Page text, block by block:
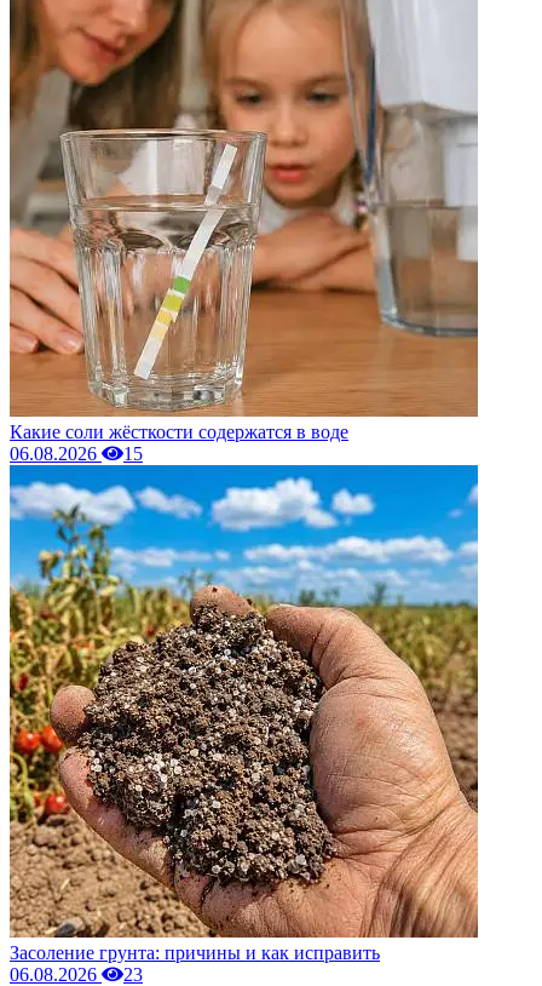
Какие соли жёсткости содержатся в воде
06.08.2026
15
Засоление грунта: причины и как исправить
06.08.2026
23